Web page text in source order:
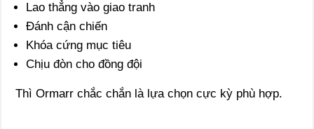
Lao thẳng vào giao tranh
Đánh cận chiến
Khóa cứng mục tiêu
Chịu đòn cho đồng đội
Thì Ormarr chắc chắn là lựa chọn cực kỳ phù hợp.